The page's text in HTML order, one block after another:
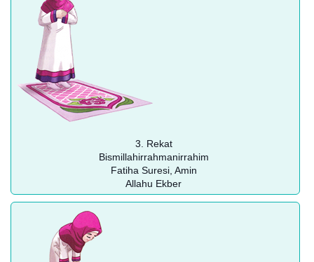
3. Rekat
Bismillahirrahmanirrahim
Fatiha Suresi, Amin
Allahu Ekber